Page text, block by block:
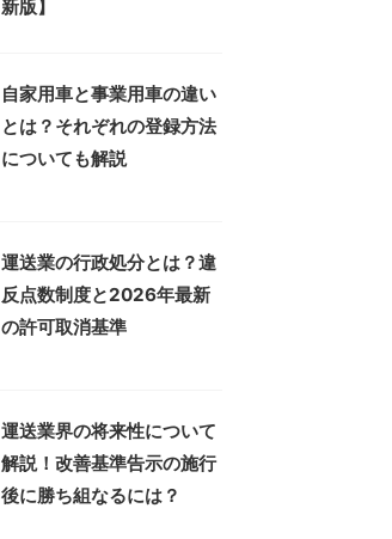
新版】
自家用車と事業用車の違い
とは？それぞれの登録方法
についても解説
運送業の行政処分とは？違
反点数制度と2026年最新
の許可取消基準
運送業界の将来性について
解説！改善基準告示の施行
後に勝ち組なるには？